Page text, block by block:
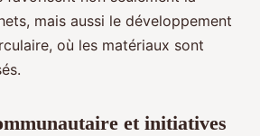
mais aussi le développement
où les matériaux sont
et initiatives